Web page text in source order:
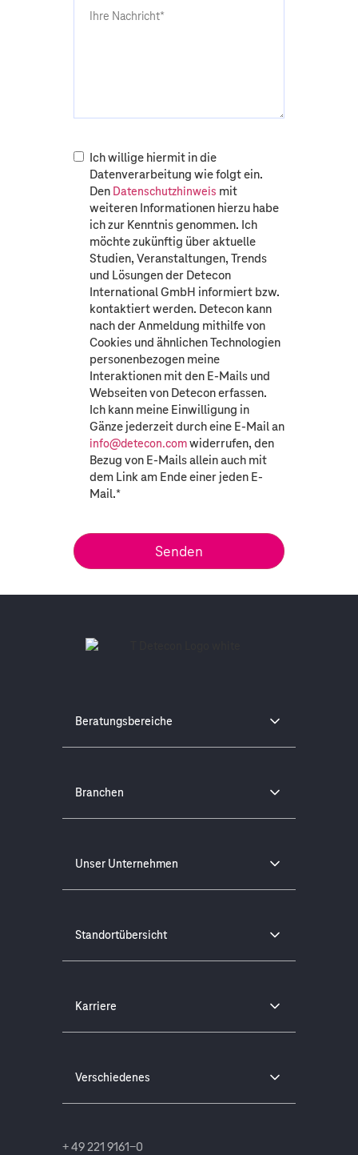
Ich willige hiermit in die
Datenverarbeitung wie folgt ein.
Den Datenschutzhinweis mit
weiteren Informationen hierzu habe
ich zur Kenntnis genommen. Ich
möchte zukünftig über aktuelle
Studien, Veranstaltungen, Trends
und Lösungen der Detecon
International GmbH informiert bzw.
kontaktiert werden. Detecon kann
nach der Anmeldung mithilfe von
Cookies und ähnlichen Technologien
personenbezogen meine
Interaktionen mit den E-Mails und
Webseiten von Detecon erfassen.
Ich kann meine Einwilligung in
Gänze jederzeit durch eine E-Mail an
info@detecon.comwiderrufen, den
Bezug von E-Mails allein auch mit
dem Link am Ende einer jeden E-
Mail.*
Beratungsbereiche
Branchen
Unser Unternehmen
Standortübersicht
Karriere
Verschiedenes
+ 49 221 9161-0